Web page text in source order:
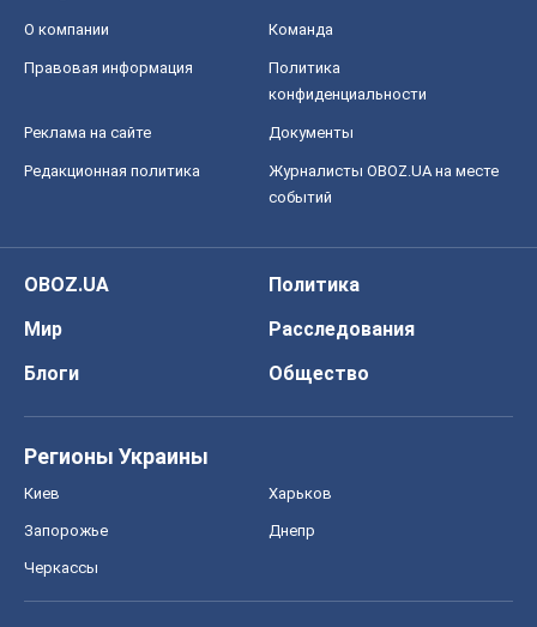
О компании Команда
Правовая информация
Политика
конфиденциальности
Реклама на сайте Документы
Редакционная политика
Журналисты OBOZ.UA на месте
событий
OBOZ.UA
Политика
Мир
Расследования
Блоги
Общество
Регионы Украины
Киев Харьков
Запорожье Днепр
Черкассы